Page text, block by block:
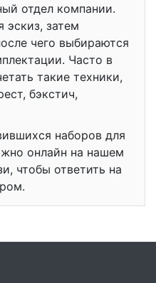
отдел компании.
эскиз, затем
чего выбираются
Часто в
такие техники,
бэкстич,
наборов для
онлайн на нашем
чтобы ответить на